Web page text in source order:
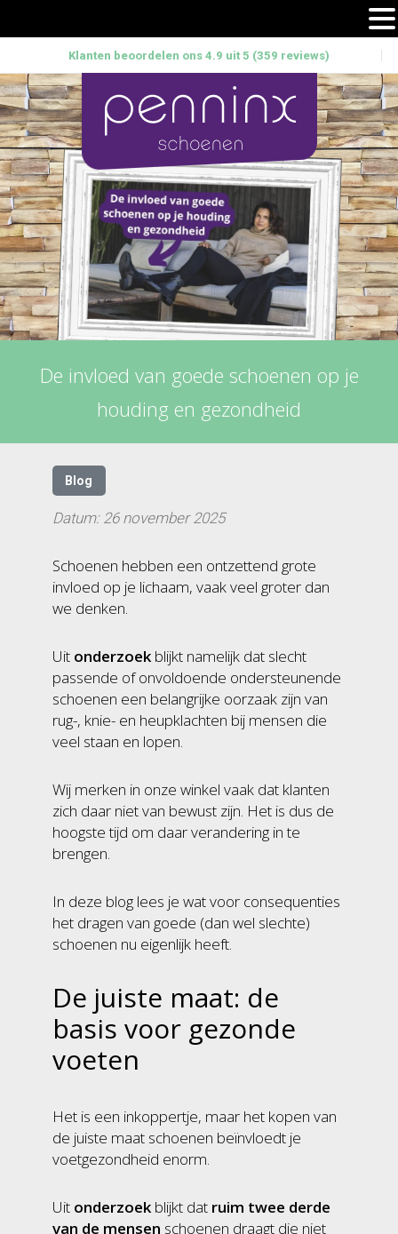
Klanten beoordelen ons 4.9 uit 5 (359 reviews)
De invloed van goede schoenen op je
houding en gezondheid
Blog
Datum: 26 november 2025
Schoenen hebben een ontzettend grote
invloed op je lichaam, vaak veel groter dan
we denken.
Uit onderzoek blijkt namelijk dat slecht
passende of onvoldoende ondersteunende
schoenen een belangrijke oorzaak zijn van
rug-, knie- en heupklachten bij mensen die
veel staan en lopen.
Wij merken in onze winkel vaak dat klanten
zich daar niet van bewust zijn. Het is dus de
hoogste tijd om daar verandering in te
brengen.
In deze blog lees je wat voor consequenties
het dragen van goede (dan wel slechte)
schoenen nu eigenlijk heeft.
De juiste maat: de
basis voor gezonde
voeten
Het is een inkoppertje, maar het kopen van
de juiste maat schoenen beïnvloedt je
voetgezondheid enorm.
Uit onderzoek blijkt dat ruim twee derde
van de mensen schoenen draagt die niet